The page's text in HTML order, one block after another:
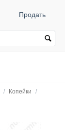
Продать
/ Копейки
/